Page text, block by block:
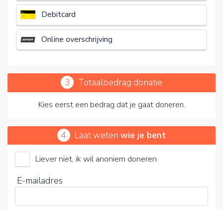
Debitcard
Online overschrijving
3 Totaalbedrag donatie
Kies eerst een bedrag dat je gaat doneren.
Door op V te klikken kies je wel of geen vrijwillige
4 Laat wetenwie je bent
Liever niet, ik wil anoniem doneren
E-mailadres